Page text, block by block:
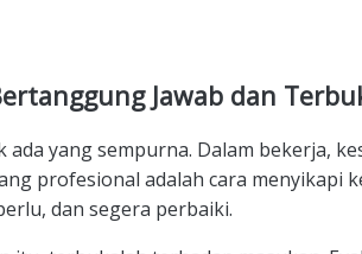
Jawab dan
ada yang sempurna. Dalam bekerja,
profesional adalah cara menyikapi
dan segera perbaiki.